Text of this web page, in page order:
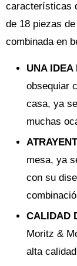
características
de 18 piezas
combinada en
UNA IDEA
obsequiar
casa, ya
muchas
mesa, ya
con su
CALIDAD
Moritz &
alta